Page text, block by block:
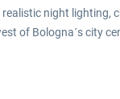
night lighting,
of Bologna´s city